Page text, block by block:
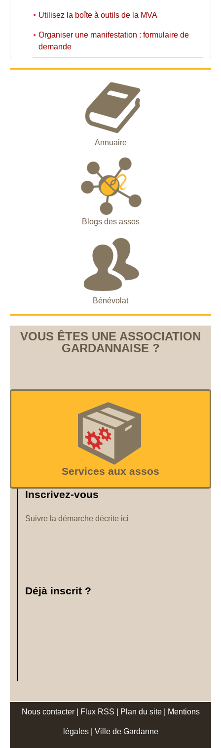
Utilisez la boîte à outils de la MVA
Organiser une manifestation : formulaire de
demande
Annuaire
Blogs des assos
Bénévolat
VOUS ÊTES UNE ASSOCIATION
GARDANNAISE ?
Services aux assos
Inscrivez-vous
Suivre la démarche décrite ici
Déjà inscrit ?
Nous contacter Flux RSS Plan du site Mentions
légales Ville de Gardanne